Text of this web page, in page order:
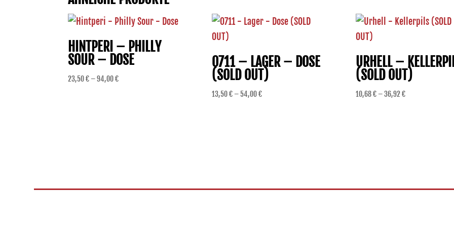
HINTPERI – PHILLY
SOUR – DOSE
23,50€ –94,00€Preisspanne:
0711 – LAGER – DOSE
(SOLD OUT)
13,50€ – 54,00€Preisspanne:
URHELL –
(SOLD OUT)
10,68€ –36,92€Preisspanne: